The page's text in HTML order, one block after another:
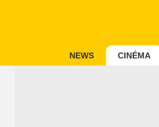
NEWS CINÉMA